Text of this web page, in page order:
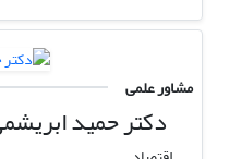
مشاور علمی
دکتر حمید